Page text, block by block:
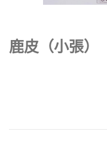
鹿皮（小張）